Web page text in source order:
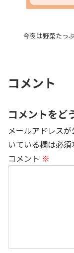
今夜は野菜たっ
コメント
コメントをど
メールアドレスが
いている欄は必
コメント ※